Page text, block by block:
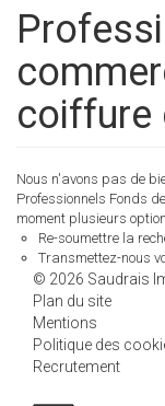
Professionnels fonds de
coiffure
Nous n'avons pas de
Professionnels Fonds
moment plusieurs
Re-soumettre la
Transmettez-nous
© 2026 Saudrais
Plan du site
Mentions
Politique des
Recrutement